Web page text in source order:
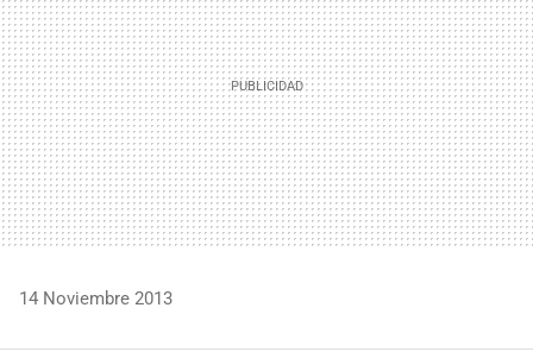
14 Noviembre 2013